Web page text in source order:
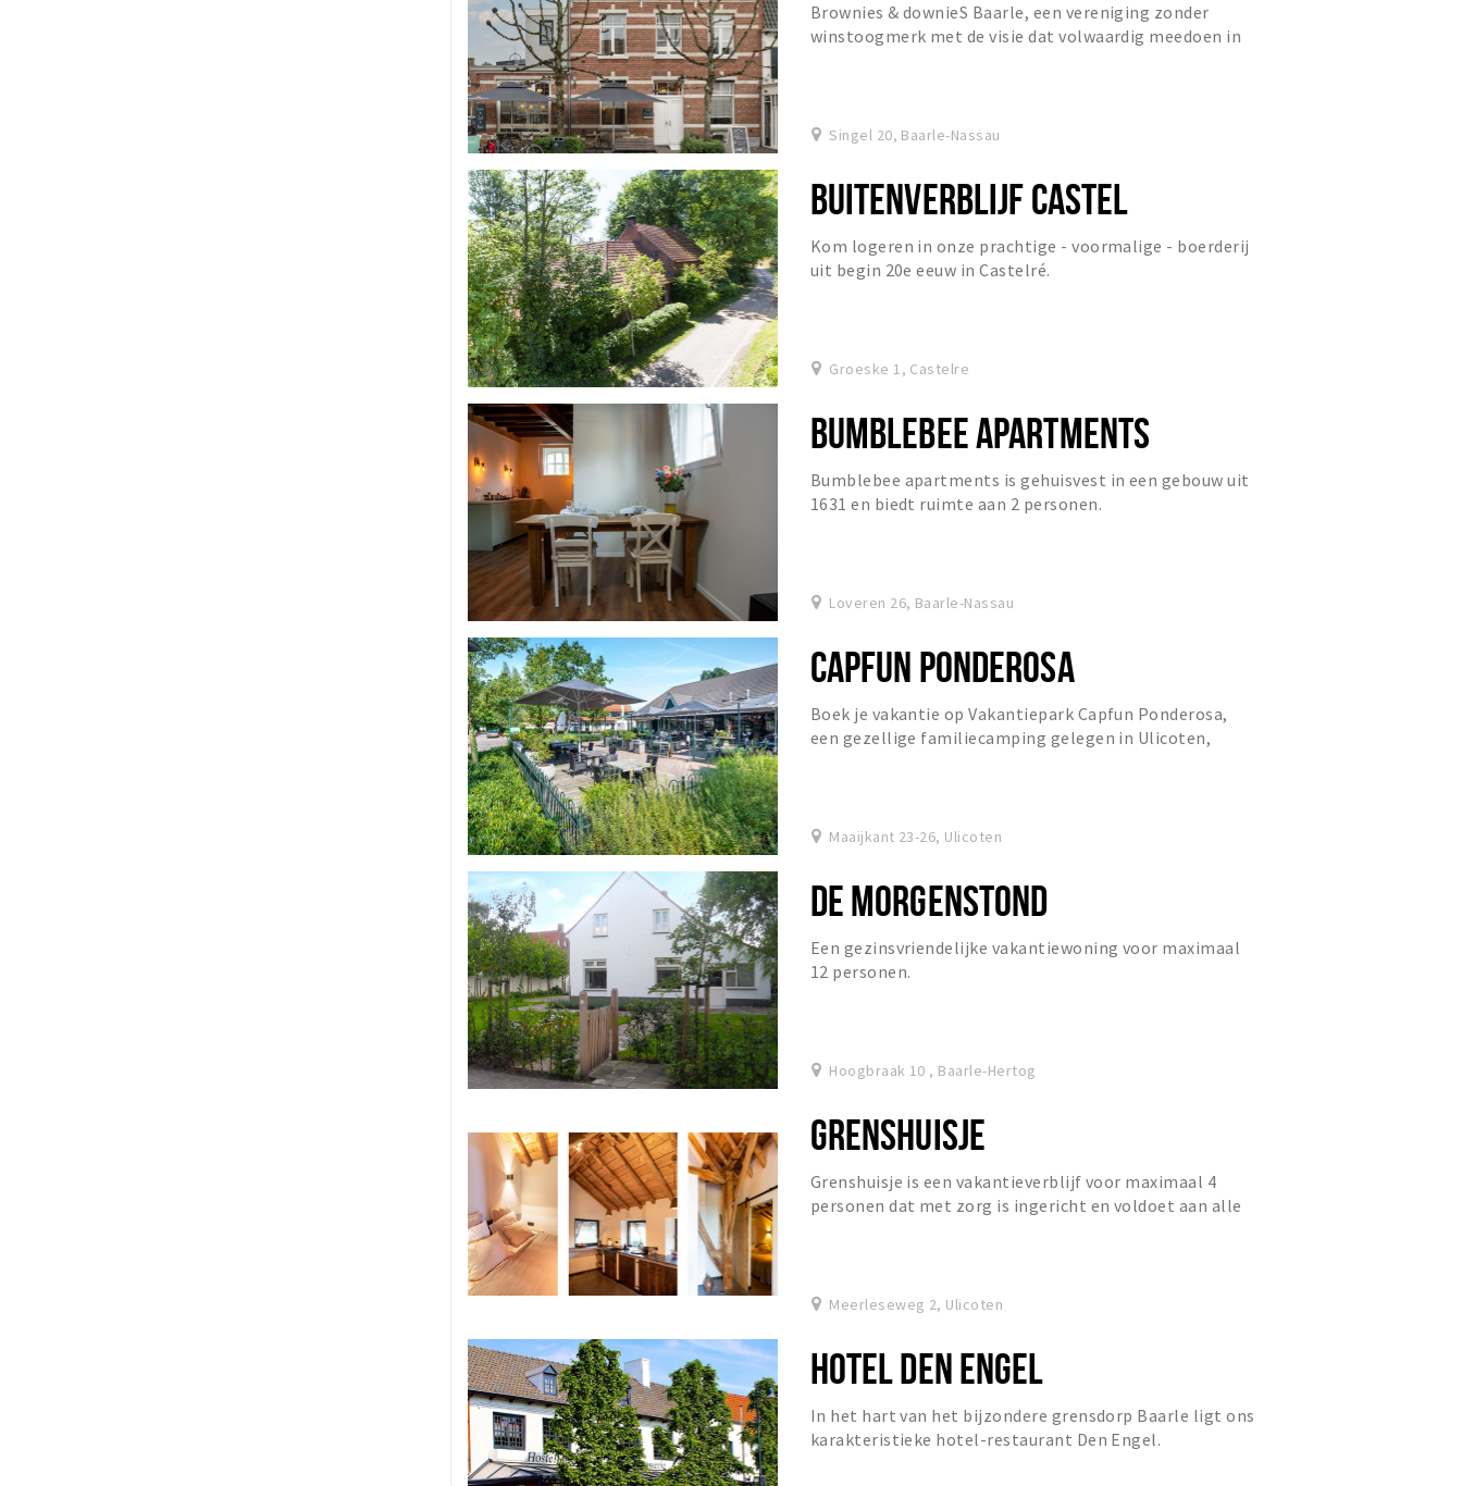
Brownies & downieS Baarle, een vereniging zonder
winstoogmerk met de visie dat volwaardig meedoen in
Singel 20, Baarle-Nassau
BUITENVERBLIJF CASTEL
Kom logeren in onze prachtige - voormalige - boerderij
uit begin 20e eeuw in Castelré.
Groeske 1, Castelre
BUMBLEBEE APARTMENTS
Bumblebee apartments is gehuisvest in een gebouw uit
1631 en biedt ruimte aan 2 personen.
Loveren 26, Baarle-Nassau
CAPFUN PONDEROSA
Boek je vakantie op Vakantiepark Capfun Ponderosa,
een gezellige familiecamping gelegen in Ulicoten,
Maaijkant 23-26, Ulicoten
DE MORGENSTOND
Een gezinsvriendelijke vakantiewoning voor maximaal
12 personen.
Hoogbraak 10 , Baarle-Hertog
GRENSHUISJE
Grenshuisje is een vakantieverblijf voor maximaal 4
personen dat met zorg is ingericht en voldoet aan alle
Meerleseweg 2, Ulicoten
HOTEL DEN ENGEL
In het hart van het bijzondere grensdorp Baarle ligt ons
karakteristieke hotel-restaurant Den Engel.